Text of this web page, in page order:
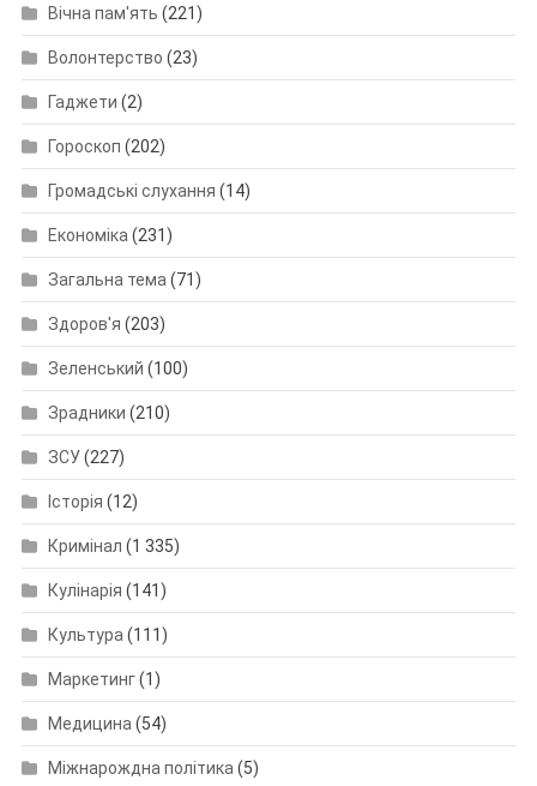
Вічна пам'ять (221)
Волонтерство (23)
Гаджети (2)
Гороскоп (202)
Громадські слухання (14)
Економіка (231)
Загальна тема (71)
Здоров'я (203)
Зеленський (100)
Зрадники (210)
ЗСУ(227)
Історія (12)
Кримінал (1 335)
Кулінарія (141)
Культура (111)
Маркетинг(1)
Медицина (54)
Міжнарождна політика (5)